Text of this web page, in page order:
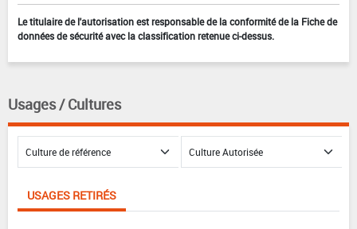
Le titulaire de l'autorisation est responsable de la conformité de la Fiche de
données de sécurité avec la classification retenue ci-dessus.
Usages / Cultures
USAGES RETIRÉS